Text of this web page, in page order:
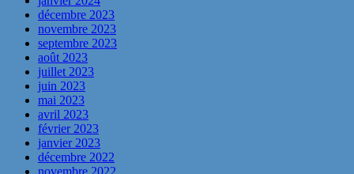
décembre 2023
novembre 2023
septembre 2023
août 2023
juillet 2023
juin 2023
mai 2023
avril 2023
février 2023
janvier 2023
décembre 2022